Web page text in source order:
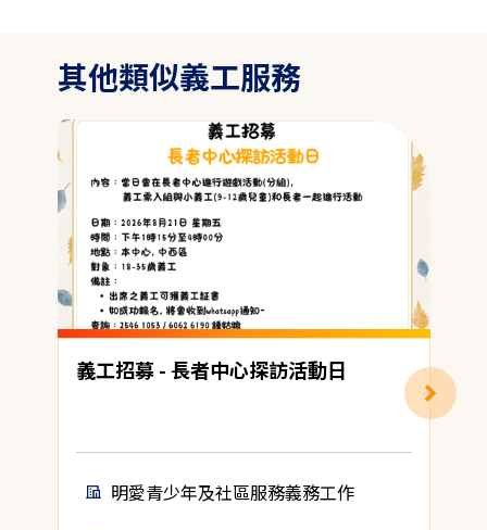
其他類似義工服務
義工招募 - 長者中心探訪活動日
明愛青少年及社區服務義務工作